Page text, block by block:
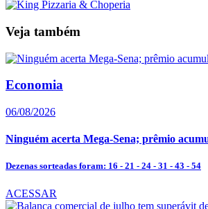
Veja também
Economia
06/08/2026
Ninguém acerta Mega-Sena; prêmio
Dezenas sorteadas foram: 16 - 21 - 24 - 31 - 43 - 54
ACESSAR